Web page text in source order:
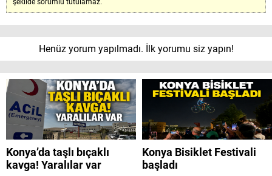
şekilde sorumlu tutulamaz.
Henüz yorum yapılmadı. İlk yorumu siz yapın!
Konya’da taşlı bıçaklı
kavga! Yaralılar var
Konya Bisiklet Festivali
başladı